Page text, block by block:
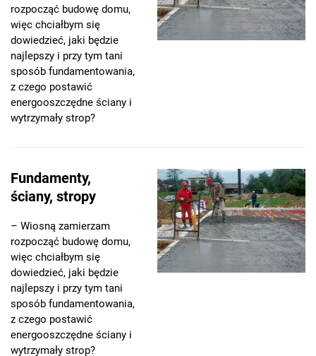
rozpocząć budowę domu,
więc chciałbym się
dowiedzieć, jaki będzie
najlepszy i przy tym tani
sposób fundamentowania,
z czego postawić
energooszczędne ściany i
wytrzymały strop?
Fundamenty,
ściany, stropy
– Wiosną zamierzam
rozpocząć budowę domu,
więc chciałbym się
dowiedzieć, jaki będzie
najlepszy i przy tym tani
sposób fundamentowania,
z czego postawić
energooszczędne ściany i
wytrzymały strop?